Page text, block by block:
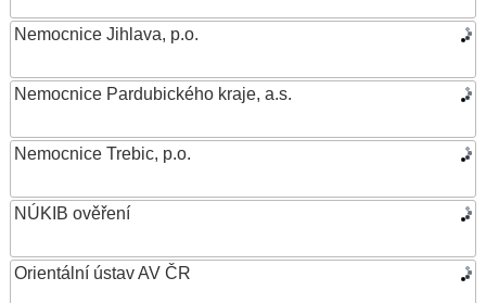
Nemocnice Jihlava, p.o.
Nemocnice Pardubického kraje, a.s.
Nemocnice Trebic, p.o.
NÚKIB ověření
Orientální ústav AV ČR